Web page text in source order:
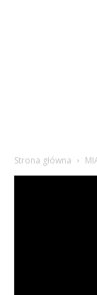
Strona główna